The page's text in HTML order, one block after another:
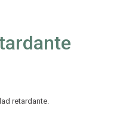
retardante.